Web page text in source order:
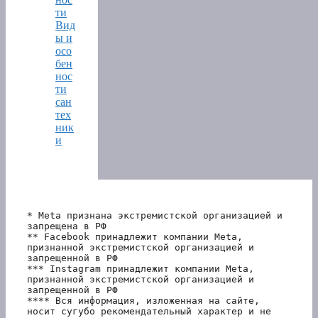
ти
Вид
ы и
осо
бен
нос
ти
сан
тех
ник
и
* Meta признана экстремистской организацией и
запрещена в РФ
** Facebook принадлежит компании Meta,
признанной экстремистской организацией и
запрещенной в РФ
*** Instagram принадлежит компании Meta,
признанной экстремистской организацией и
запрещенной в РФ
**** Вся информация, изложенная на сайте,
носит сугубо рекомендательный характер и не